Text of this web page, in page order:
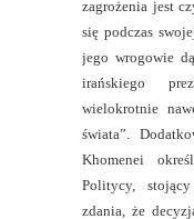
zagrożenia jest
się podczas
jego wrogowie
irańskiego
wielokrotnie
świata”.
Khomenei
Politycy,
zdania, że